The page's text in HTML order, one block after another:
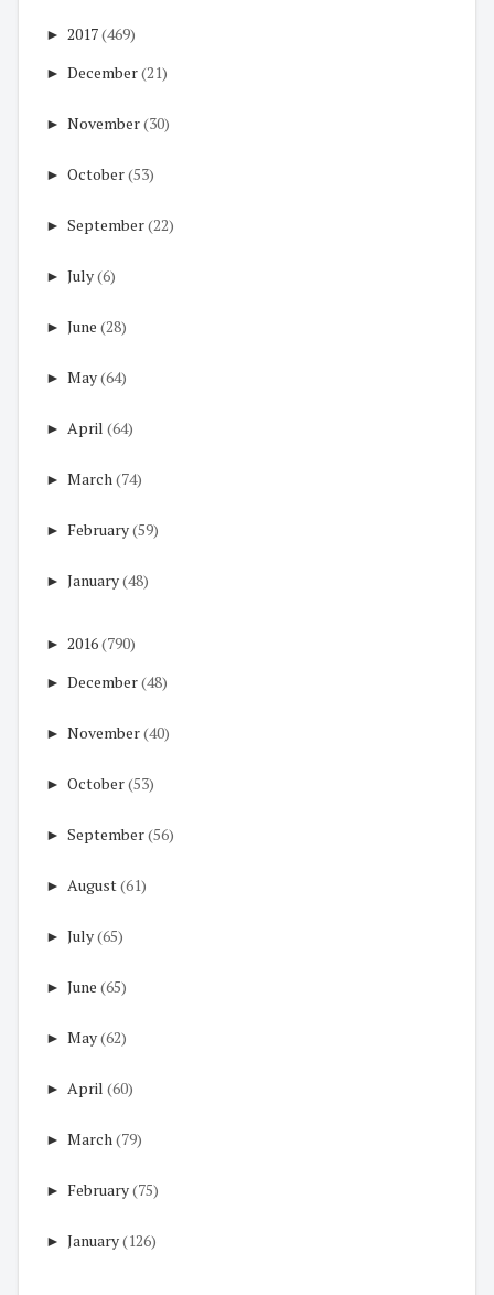
► 2017(469)
► December(21)
► November(30)
► October(53)
► September(22)
► July(6)
► June (28)
► May(64)
► April (64)
► March(74)
► February(59)
► January(48)
► 2016(790)
► December(48)
► November(40)
► October(53)
► September(56)
► August(61)
► July(65)
► June (65)
► May(62)
► April (60)
► March(79)
► February(75)
► January(126)